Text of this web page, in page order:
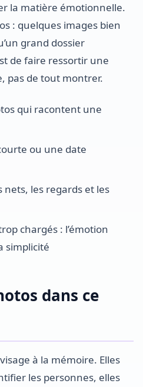
la matière émotionnelle.
: quelques images bien
grand dossier
de faire ressortir une
pas de tout montrer.
qui racontent une
ou une date
nets, les regards et les
chargés : l’émotion
simplicité
dans ce
à la mémoire. Elles
les personnes, elles